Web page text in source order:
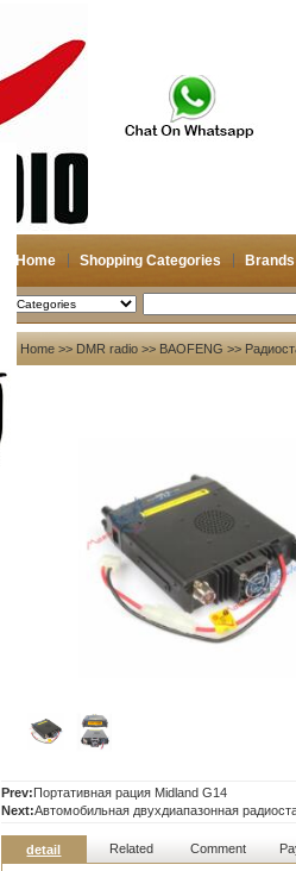
Home Shopping Categories Brands
Home >> DMR radio >> BAOFENG >>
Prev:Портативная рация Midland G14
Next:Автомобильная двухдиапазонная
detail Related Comment